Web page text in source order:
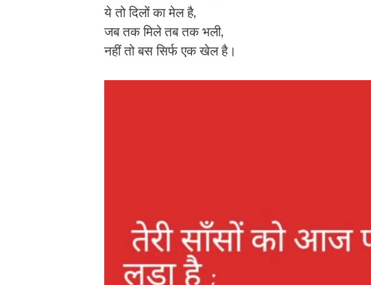
ये तो दिलों का मेल है,
जब तक मिले तब तक भली,
नहीं तो बस सिर्फ एक खेल है।